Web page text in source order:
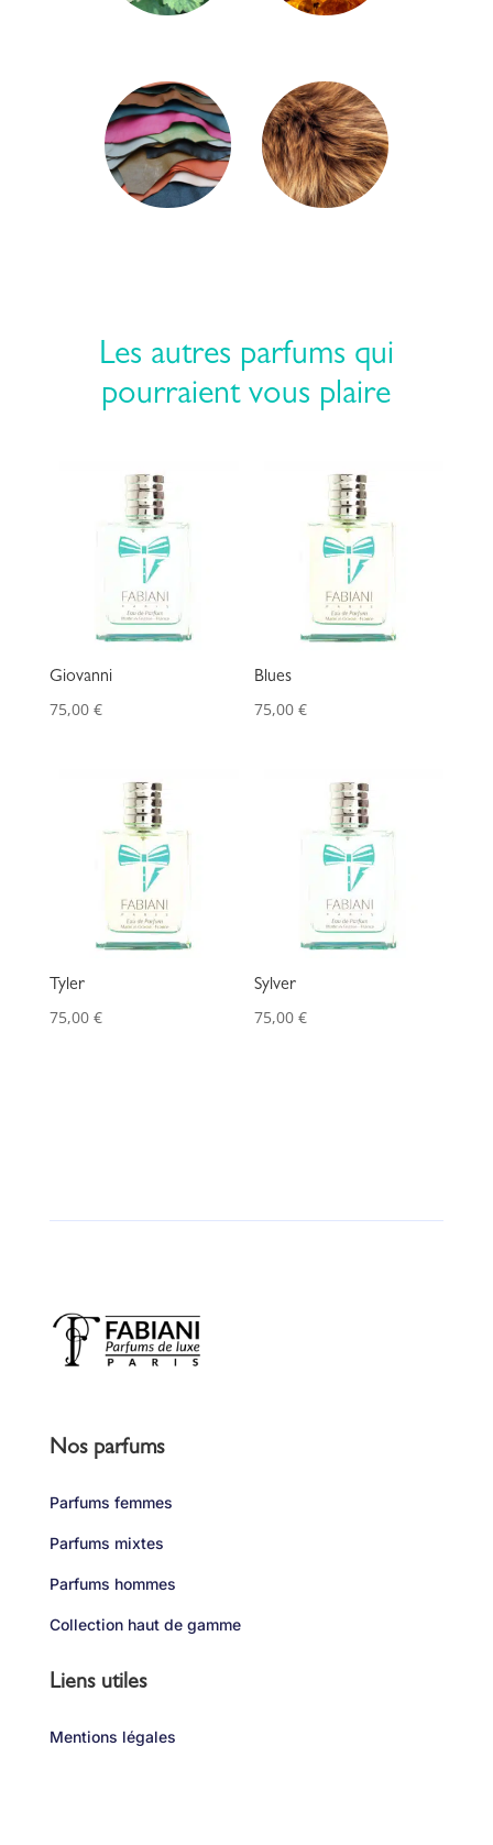
Les autres parfums qui
pourraient vous plaire
Giovanni
75,00 €
Blues
75,00€
Tyler
75,00 €
Sylver
75,00€
Nos parfums
Parfums femmes
Parfums mixtes
Parfums hommes
Collection haut de gamme
Liens utiles
Mentions légales